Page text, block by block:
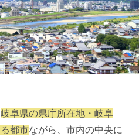
岐阜県の県庁所在地・岐阜
都市ながら、市内の中央に